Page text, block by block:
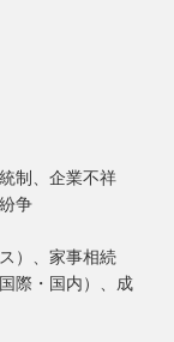
制、企業不祥
争
）、家事相続
際・国内）、成